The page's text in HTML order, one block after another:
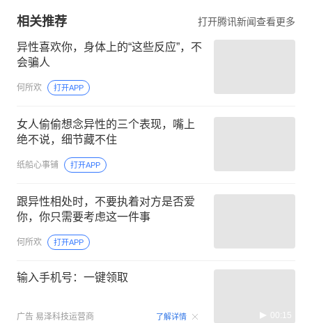
相关推荐 打开腾讯新闻查看更多
异性喜欢你，身体上的“这些反应”，不
会骗人
何所欢 打开APP
女人偷偷想念异性的三个表现，嘴上
绝不说，细节藏不住
纸船心事铺 打开APP
跟异性相处时，不要执着对方是否爱
你，你只需要考虑这一件事
何所欢 打开APP
输入手机号：一键领取
广告 易泽科技运营商 了解详情 00:15